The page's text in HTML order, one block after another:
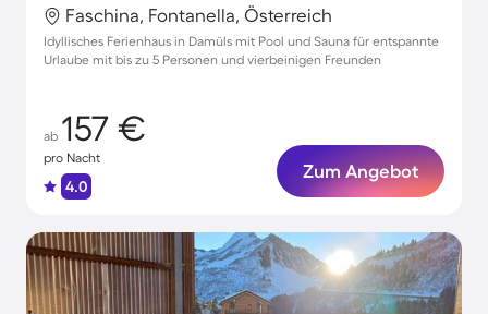
Faschina, Fontanella, Österreich
Idyllisches Ferienhaus in Damüls mit Pool und Sauna für entspannte
Urlaube mit bis zu 5 Personen und vierbeinigen Freunden
ab 157 €
pro Nacht
4.0
Zum Angebot